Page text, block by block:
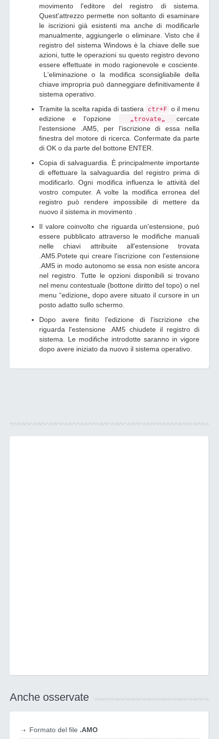
movimento l'editore del registro di sistema.
Quest'attrezzo permette non soltanto di esaminare
le iscrizioni già esistenti ma anche di modificarle
manualmente, aggiungerle o eliminare. Visto che il
registro del sistema Windows è la chiave delle sue
azioni, tutte le operazioni su questo registro devono
essere effettuate in modo ragionevole e cosciente.
L'eliminazione o la modifica sconsigliabile della
chiave impropria può danneggiare definitivamente il
sistema operativo.
Tramite la scelta rapida di tastiera
ctr+F o il menu
edizione e l'opzione
„trovate„
cercate
l'estensione .AM5, per l'iscrizione di essa nella
finestra del motore di ricerca. Confermate da parte
di OK o da parte del bottone ENTER.
Copia di salvaguardia. È principalmente importante
di effettuare la salvaguardia del registro prima di
modificarlo. Ogni modifica influenza le attività del
vostro computer. A volte la modifica erronea del
registro può rendere impossibile di mettere da
nuovo il sistema in movimento .
Il valore coinvolto che riguarda un'estensione, può
essere pubblicato attraverso le modifiche manuali
nelle chiavi attribuite all'estensione trovata
.AM5.Potete qui creare l'iscrizione con l'estensione
.AM5 in modo autonomo se essa non esiste ancora
nel registro. Tutte le opzioni disponibili si trovano
nel menu contestuale (bottone diritto del topo) o nel
menu “edizione„ dopo avere situato il cursore in un
posto adatto sullo schermo.
Dopo avere finito l'edizione di l'iscrizione che
riguarda l'estensione .AM5 chiudete il registro di
sistema. Le modifiche introdotte saranno in vigore
dopo avere iniziato da nuovo il sistema operativo.
Anche osservate
Formato del file .AMO